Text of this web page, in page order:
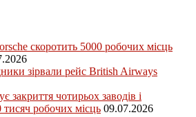
скоротить 5000 робочих місць
зірвали рейс British Airways
закриття чотирьох заводів і
робочих місць 09.07.2026